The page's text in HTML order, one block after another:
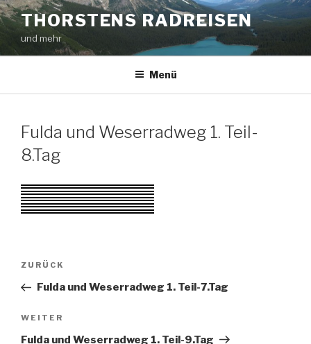
Zum
Inhalt
springen
THORSTENS RADREISEN
und mehr
Menü
Fulda und Weserradweg 1. Teil-
8.Tag
Beitragsnavigation
Vorheriger
Beitrag
ZURÜCK
Fulda und Weserradweg 1. Teil-7.Tag
Nächster
Beitrag
WEITER
Fulda und Weserradweg 1. Teil-9.Tag